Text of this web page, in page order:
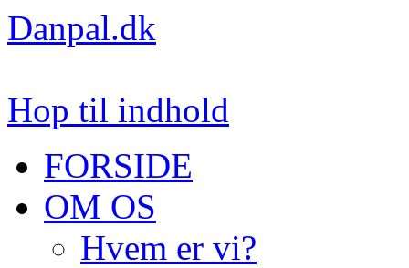
Danpal.dk
Hop til indhold
FORSIDE
OM OS
Hvem er vi?